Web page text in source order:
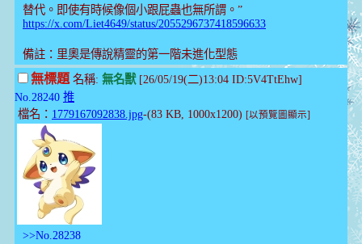
替代。即使有時候像個小跟屁蟲也無所謂。”
https://x.com/Liet4649/status/2055296737418596633
備註：里奧是傳說精靈的第一階未進化型態
無標題名稱: 無名獸[26/05/19(二)13:04 ID:5V4TtEhw]
No.28240 推
檔名： 1779167092838.jpg-(83 KB, 1000x1200) [以預覽圖顯示]
>>No.28238